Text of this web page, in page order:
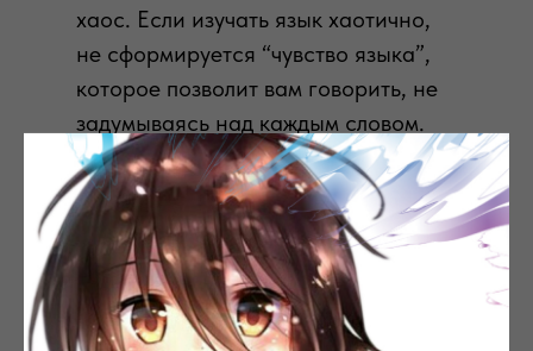
хаос. Если изучать язык хаотично,
не сформируется “чувство языка”,
которое позволит вам говорить, не
задумываясь над каждым словом.
Только регулярные занятия по
системе дают результат, который
останется с вами навсегда.
4. Ошибайтесь спокойно
В японской культуре важны